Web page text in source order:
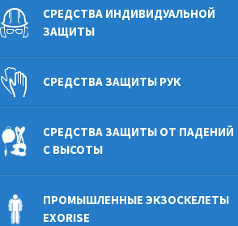
СРЕДСТВА ИНДИВИДУАЛЬНОЙ
ЗАЩИТЫ
СРЕДСТВА ЗАЩИТЫ РУК
СРЕДСТВА ЗАЩИТЫ ОТ ПАДЕНИЙ
С ВЫСОТЫ
ПРОМЫШЛЕННЫЕ ЭКЗОСКЕЛЕТЫ
EXORISE